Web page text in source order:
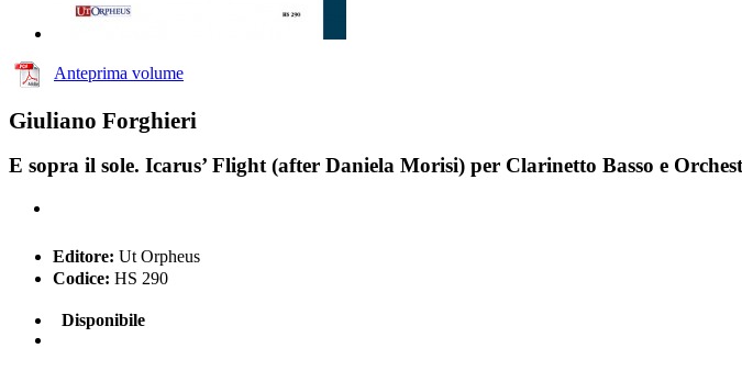
Anteprima volume
Giuliano Forghieri
E sopra il sole. Icarus’ Flight (after Daniela Morisi) per Clarinetto Basso e
Editore: Ut Orpheus
Codice: HS 290
Disponibile